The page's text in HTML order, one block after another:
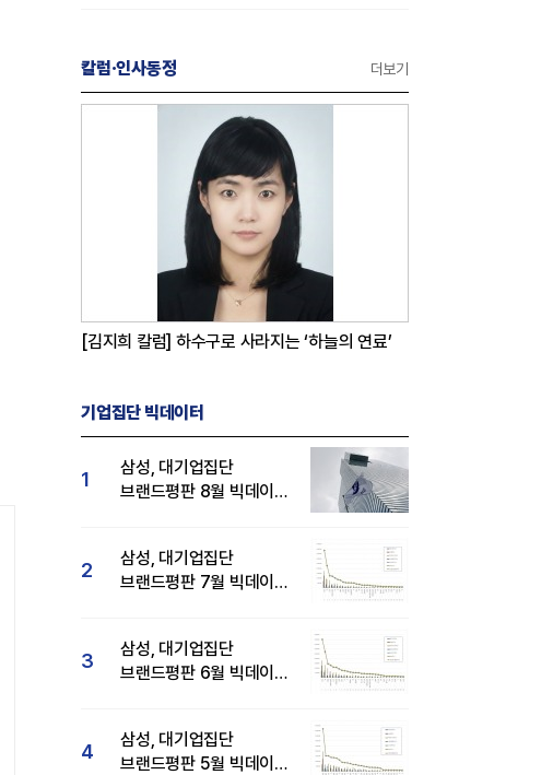
칼럼·인사동정 더보기
[김지희 칼럼] 하수구로 사라지는 ‘하늘의 연료’
기업집단 빅데이터
1
삼성, 대기업집단
브랜드평판 8월 빅데이터
2
삼성, 대기업집단
브랜드평판 7월 빅데이터
3
삼성, 대기업집단
브랜드평판 6월 빅데이터
4
삼성, 대기업집단
브랜드평판 5월 빅데이터